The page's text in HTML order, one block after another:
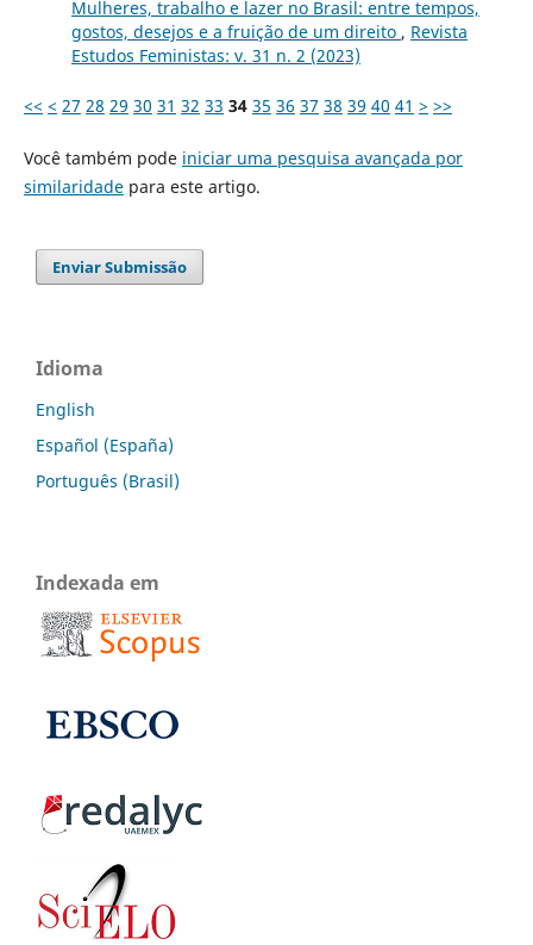
Mulheres, trabalho e lazer no Brasil: entre tempos,
gostos, desejos e a fruição de um direito , Revista
Estudos Feministas: v. 31 n. 2 (2023)
<< < 27 28 29 30 31 32 33 34 35 36 37 38 39 40 41 > >>
Você também pode iniciar uma pesquisa avançada por
similaridadepara este artigo.
Enviar Submissão
Idioma
English
Español (España)
Português (Brasil)
Indexada em